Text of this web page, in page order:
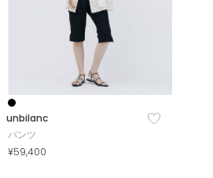
unbilanc
パンツ
¥59,400